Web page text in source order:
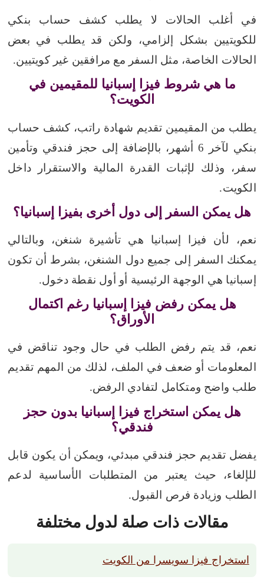
في أغلب الحالات لا يطلب كشف حساب بنكي
للكويتيين بشكل إلزامي، ولكن قد يطلب في بعض
الحالات الخاصة، مثل السفر مع مرافقين غير كويتيين.
ما هي شروط فيزا إسبانيا للمقيمين في
الكويت؟
يطلب من المقيمين تقديم شهادة راتب، كشف حساب
بنكي لآخر 6 أشهر، بالإضافة إلى حجز فندقي وتأمين
سفر، وذلك لإثبات القدرة المالية والاستقرار داخل
الكويت.
هل يمكن السفر إلى دول أخرى بفيزا إسبانيا؟
نعم، لأن فيزا إسبانيا هي تأشيرة شنغن، وبالتالي
يمكنك السفر إلى جميع دول الشنغن، بشرط أن تكون
إسبانيا هي الوجهة الرئيسية أو أول نقطة دخول.
هل يمكن رفض فيزا إسبانيا رغم اكتمال
الأوراق؟
نعم، قد يتم رفض الطلب في حال وجود تناقض في
المعلومات أو ضعف في الملف، لذلك من المهم تقديم
طلب واضح ومتكامل لتفادي الرفض.
هل يمكن استخراج فيزا إسبانيا بدون حجز
فندقي؟
يفضل تقديم حجز فندقي مبدئي، ويمكن أن يكون قابل
للإلغاء، حيث يعتبر من المتطلبات الأساسية لدعم
الطلب وزيادة فرص القبول.
مقالات ذات صلة لدول مختلفة
استخراج فيزا سويسرا من الكويت